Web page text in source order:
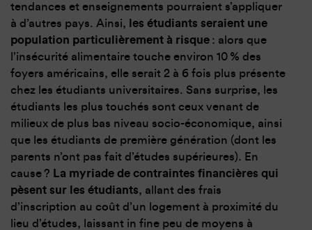
tendances et enseignements pourraient s’appliquer
à d’autres pays. Ainsi,
les étudiants seraient une
population particulièrement à risque : alors que
l’insécurité alimentaire touche environ 10 % des
foyers américains, elle serait 2 à 6 fois plus présente
chez les étudiants universitaires. Sans surprise, les
étudiants les plus touchés sont ceux venant de
milieux de plus bas niveau socio-économique, ainsi
que les étudiants de première génération (dont les
parents n’ont pas fait d’études supérieures). En
cause ? La myriade de contraintes financières qui
pèsent sur les étudiants, allant des frais
d’inscription au coût d’un logement à proximité du
lieu d’études, laissant in fine peu de moyens à